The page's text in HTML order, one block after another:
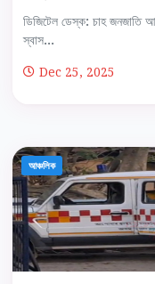
ডিজিটেল ডেস্ক: চাহ জনজাতি
স্বাস...
Dec 25, 2025
আঞ্চলিক